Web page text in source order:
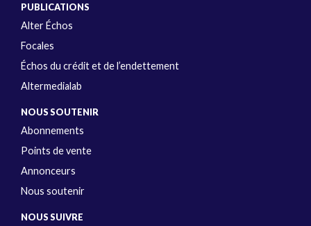
PUBLICATIONS
Alter Échos
Focales
Échos du crédit et de l’endettement
Altermedialab
NOUS SOUTENIR
Abonnements
Points de vente
Annonceurs
Nous soutenir
NOUS SUIVRE